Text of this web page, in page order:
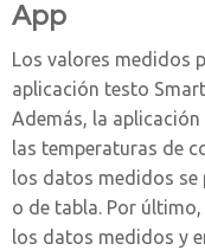
App
Los valores medidos
aplicación testo
Además, la
las temperaturas de
los datos medidos se
o de tabla. Por
los datos medidos y